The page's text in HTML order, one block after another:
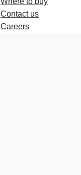
Contact us
Careers